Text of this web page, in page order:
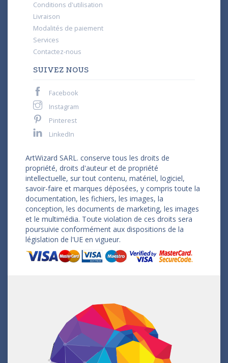
Conditions d'utilisation
Livraison
Modalités de paiement
Services
Contactez-nous
SUIVEZ NOUS
Facebook
Instagram
Pinterest
LinkedIn
ArtWizard SARL. conserve tous les droits de
propriété, droits d'auteur et de propriété
intellectuelle, sur tout contenu, matériel, logiciel,
savoir-faire et marques déposées, y compris toute la
documentation, les fichiers, les images, la
conception, les documents de marketing, les images
et le multimédia. Toute violation de ces droits sera
poursuivie conformément aux dispositions de la
législation de l'UE en vigueur.